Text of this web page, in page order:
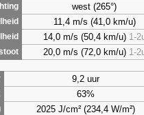
west (265°)
11,4 m/s (41,0 km/u)
14,0 m/s (50,4 km/u) 1-
20,0 m/s (72,0 km/u) 1-
9,2 uur
63%
2025 J/cm² (234,4 W/m²)